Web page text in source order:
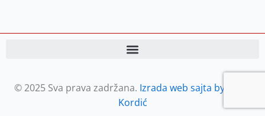
© 2025 Sva prava zadržana. Izrada web sajta by Petar
Kordić